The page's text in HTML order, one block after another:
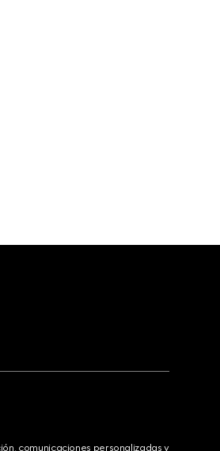
comunicaciones personalizadas y